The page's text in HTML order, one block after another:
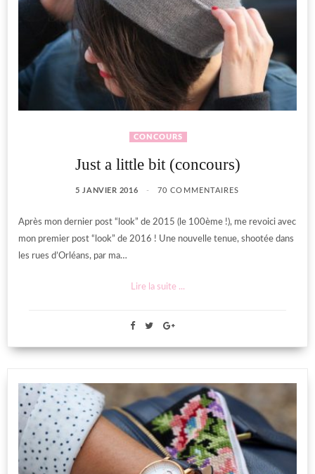
CONCOURS
Just a little bit (concours)
5 JANVIER 2016 70 COMMENTAIRES
Après mon dernier post “look” de 2015 (le 100ème !), me revoici avec
mon premier post “look” de 2016 ! Une nouvelle tenue, shootée dans
les rues d’Orléans, par ma…
Lire la suite ...